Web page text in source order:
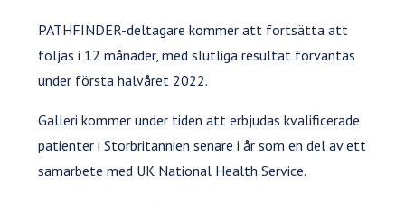
PATHFINDER-deltagare kommer att fortsätta att
följas i 12 månader, med slutliga resultat förväntas
under första halvåret 2022.
Galleri kommer under tiden att erbjudas kvalificerade
patienter i Storbritannien senare i år som en del av ett
samarbete med UK National Health Service.